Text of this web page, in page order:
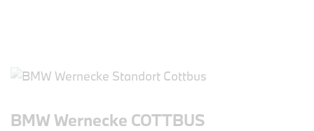
BMW Wernecke COTTBUS